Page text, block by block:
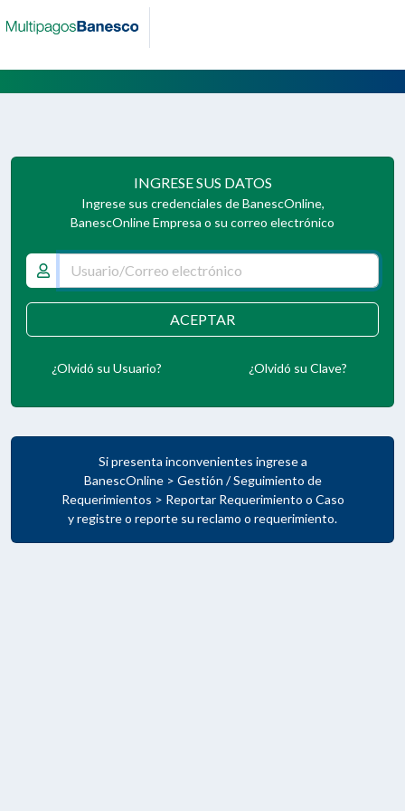
INGRESE SUS DATOS
Ingrese sus credenciales de BanescOnline,
BanescOnline Empresa o su correo electrónico
ACEPTAR
¿Olvidó su Usuario? ¿Olvidó su Clave?
Si presenta inconvenientes ingrese a
BanescOnline > Gestión / Seguimiento de
Requerimientos > Reportar Requerimiento o Caso
y registre o reporte su reclamo o requerimiento.